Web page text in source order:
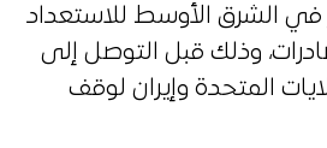
في الشرق الأوسط للاستعداد
وذلك قبل التوصل إلى
المتحدة وإيران لوقف